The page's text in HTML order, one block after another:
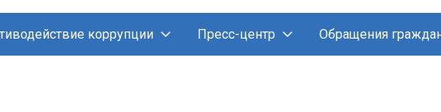
коррупции Пресс-центр Обращения